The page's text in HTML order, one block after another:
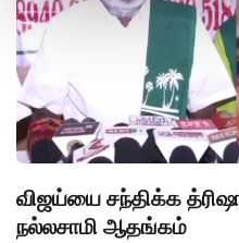
விஜய்யை சந்திக்க
நல்லசாமி ஆதங்கம்